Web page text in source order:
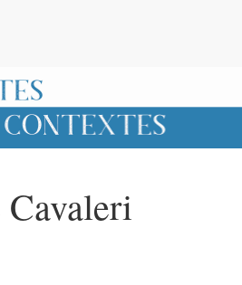
Cavaleri